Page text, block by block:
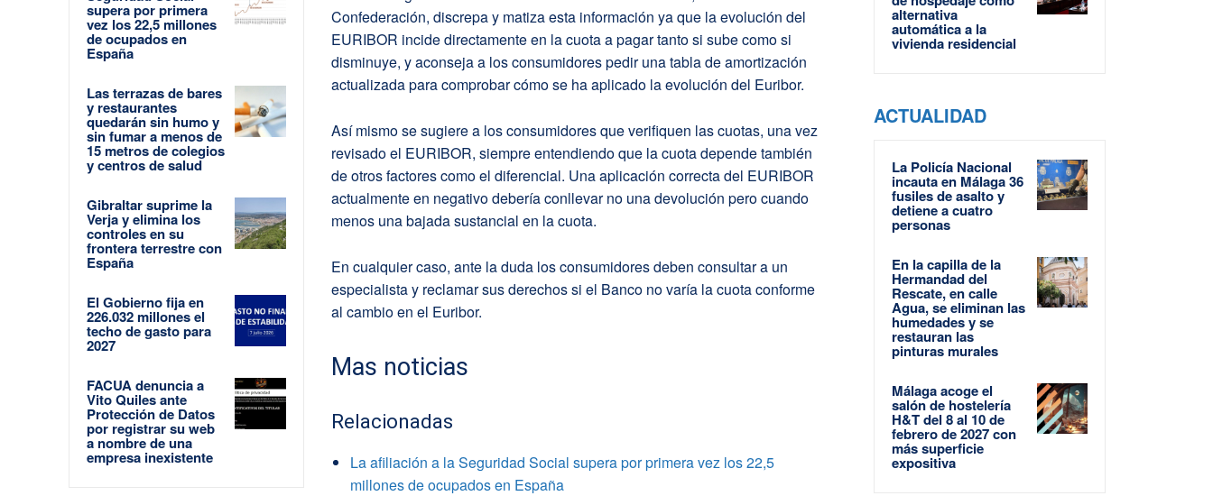
supera por primera
vez los 22,5 millones
de ocupados en
España
Las terrazas de bares
y restaurantes
quedarán sin humo y
sin fumar a menos de
15 metros de colegios
y centros de salud
Gibraltar suprime la
Verja y elimina los
controles en su
frontera terrestre con
España
El Gobierno fija en
226.032 millones el
techo de gasto para
2027
FACUA denuncia a
Vito Quiles ante
Protección de Datos
por registrar su web
a nombre de una
empresa inexistente
Confederación, discrepa y matiza esta información ya que la evolución del
EURIBOR incide directamente en la cuota a pagar tanto si sube como si
disminuye, y aconseja a los consumidores pedir una tabla de amortización
actualizada para comprobar cómo se ha aplicado la evolución del Euribor.
Así mismo se sugiere a los consumidores que verifiquen las cuotas, una vez
revisado el EURIBOR, siempre entendiendo que la cuota depende también
de otros factores como el diferencial. Una aplicación correcta del EURIBOR
actualmente en negativo debería conllevar no una devolución pero cuando
menos una bajada sustancial en la cuota.
En cualquier caso, ante la duda los consumidores deben consultar a un
especialista y reclamar sus derechos si el Banco no varía la cuota conforme
al cambio en el Euribor.
Mas noticias
Relacionadas
La afiliación a la Seguridad Social supera por primera vez los 22,5
millones de ocupados en España
alternativa
automática a la
vivienda residencial
ACTUALIDAD
La Policía Nacional
incauta en Málaga 36
fusiles de asalto y
detiene a cuatro
personas
En la capilla de la
Hermandad del
Rescate, en calle
Agua, se eliminan las
humedades y se
restauran las
pinturas murales
Málaga acoge el
salón de hostelería
H&T del 8 al 10 de
febrero de 2027 con
más superficie
expositiva